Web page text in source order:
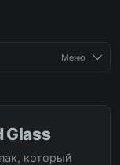
Меню
Glass
который